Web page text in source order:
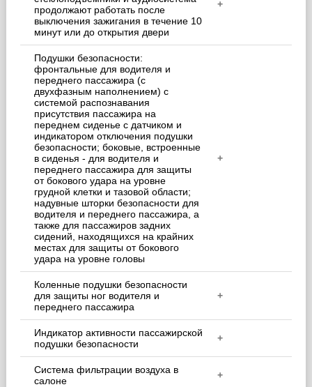
продолжают работать после
выключения зажигания в течение 10
минут или до открытия двери
+
Подушки безопасности:
фронтальные для водителя и
переднего пассажира (с
двухфазным наполнением) с
системой распознавания
присутствия пассажира на
переднем сиденье с датчиком и
индикатором отключения подушки
безопасности; боковые, встроенные
в сиденья - для водителя и
переднего пассажира для защиты
от бокового удара на уровне
грудной клетки и тазовой области;
надувные шторки безопасности для
водителя и переднего пассажира, а
также для пассажиров задних
сидений, находящихся на крайних
местах для защиты от бокового
удара на уровне головы
+
Коленные подушки безопасности
для защиты ног водителя и
переднего пассажира
+
Индикатор активности пассажирской
подушки безопасности
+
Система фильтрации воздуха в
салоне
+